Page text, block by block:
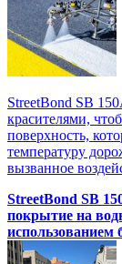
StreetBond SB
красителями,
поверхность,
температуру
вызванное
StreetBond SB
покрытие на
использованием